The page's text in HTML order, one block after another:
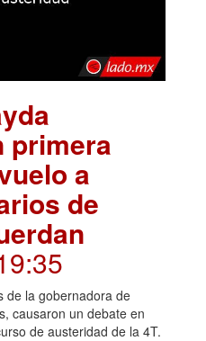
primera
a
de
de la gobernadora de
causaron un debate en
de austeridad de la 4T.